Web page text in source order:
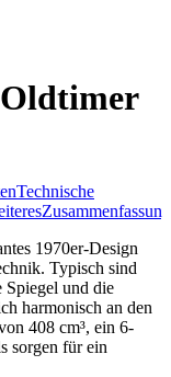
Technische
Zusammenfassung
1970er-Design
Typisch sind
Spiegel und die
harmonisch an den
408 cm³, ein 6-
sorgen für ein